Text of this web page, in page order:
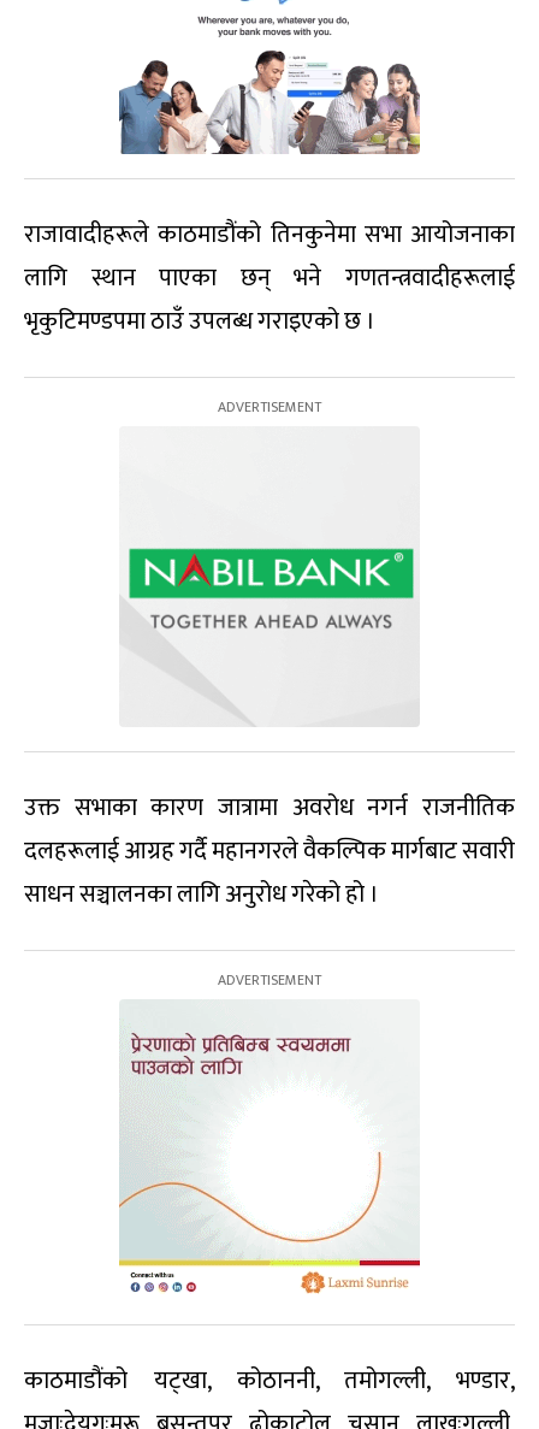
राजावादीहरूले काठमाडौंको तिनकुनेमा सभा आयोजनाका
लागि स्थान पाएका छन् भने गणतन्त्रवादीहरूलाई
भृकुटिमण्डपमा ठाउँ उपलब्ध गराइएको छ ।
उक्त सभाका कारण जात्रामा अवरोध नगर्न राजनीतिक
दलहरूलाई आग्रह गर्दै महानगरले वैकल्पिक मार्गबाट सवारी
साधन सञ्चालनका लागि अनुरोध गरेको हो ।
काठमाडौंको यट्खा, कोठाननी, तमोगल्ली, भण्डार,